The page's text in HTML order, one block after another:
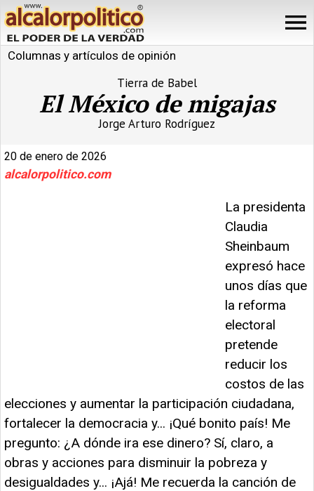
Columnas y artículos de opinión
Tierra de Babel
El México de migajas
Jorge Arturo Rodríguez
20 de enero de 2026
alcalorpolitico.com
La presidenta
Claudia
Sheinbaum
expresó hace
unos días que
la reforma
electoral
pretende
reducir los
costos de las
elecciones y aumentar la participación ciudadana,
fortalecer la democracia y... ¡Qué bonito país! Me
pregunto: ¿A dónde ira ese dinero? Sí, claro, a
obras y acciones para disminuir la pobreza y
desigualdades y... ¡Ajá! Me recuerda la canción de